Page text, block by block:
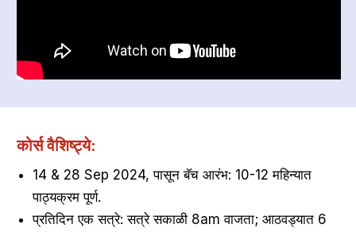
कोर्स वैशिष्ट्ये:
14 & 28 Sep 2024, पासून बॅच आरंभ: 10-12 महिन्यात
पाठ्यक्रम पूर्ण.
प्रतिदिन एक सत्रे: सत्रे सकाळी 8am वाजता; आठवड्यात 6